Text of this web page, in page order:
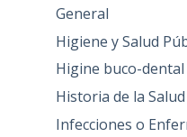
General
Higiene y Salud
Higine buco-dental
Historia de la
Infecciones o